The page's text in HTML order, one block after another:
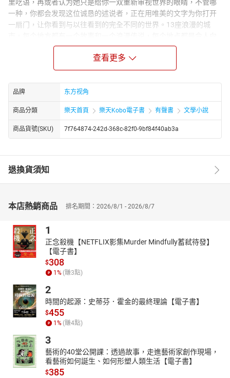
里呓语，再或者认为她只是给你一双重新审视世界的眼睛，不管哪
一种，你都会发现这位诚恳的述说者，正在用唯美的文字为你打开
一扇门，让你看到与以往看到的完全不同的世界。13座浪漫的城
往的“爱恋“之地。
子。一位用文字描绘梦想吸引读者为之疯狂的女汉子，也是一位心
似兰草、情比金坚地腼腆弱女子。喜欢，将美景与体验塞入背包，
将感动与分享凝结成册。
查看更多
品牌 东方视角
商品分類 樂天首頁 樂天Kobo電子書 有聲書 文學小說
商品貨號(SKU) 7f764874-242d-368c-82f0-9bf84f40ab3a
退換貨須知
本店熱銷商品 排名期間：2026/8/1 - 2026/8/7
1
正念殺機【NETFLIX影集Murder Mindfully蓄弒待發】
【電子書】
$308
1 % (賺3點)
2
時間的起源：史蒂芬．霍金的最終理論【電子書】
$455
1 % (賺4點)
3
藝術的40堂公開課：透過故事，走進藝術家創作現場，
看藝術如何誕生、如何形塑人類生活【電子書】
$385